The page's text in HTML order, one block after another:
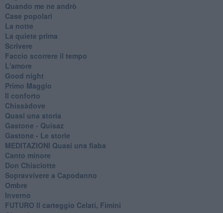
Quando me ne andrò
Case popolari
La notte
La quiete prima
Scrivere
Faccio scorrere il tempo
L'amore
Good night
Primo Maggio
Il conforto
Chissàdove
Quasi una storia
Gastone - Quisaz
Gastone - Le storie
MEDITAZIONI Quasi una fiaba
Canto minore
Don Chisciotte
Sopravvivere a Capodanno
Ombre
Inverno
FUTURO Il carteggio Celati, Fimini